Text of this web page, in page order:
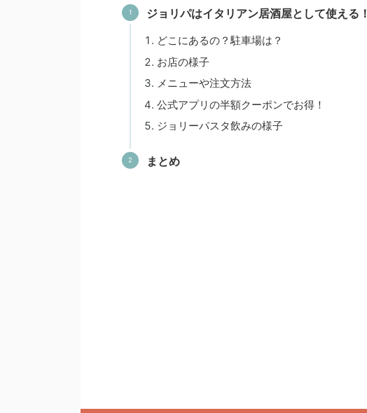
ジョリパはイタリアン居酒屋として使える！
どこにあるの？駐車場は？
お店の様子
メニューや注文方法
公式アプリの半額クーポンでお得！
ジョリーパスタ飲みの様子
まとめ